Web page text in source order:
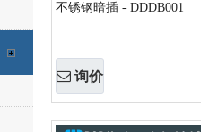
不锈钢暗插 - DDDB001
询价